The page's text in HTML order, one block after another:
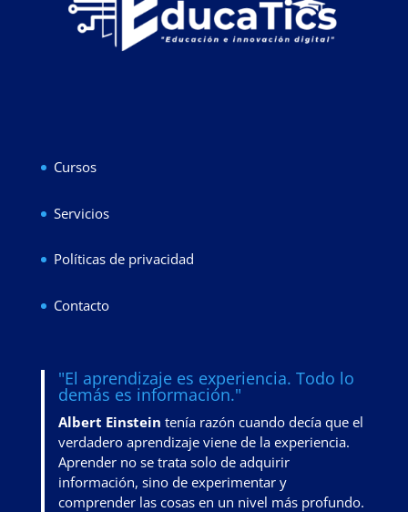
Cursos
Servicios
Políticas de privacidad
Contacto
"El aprendizaje es experiencia. Todo lo
demás es información."
Albert Einstein tenía razón cuando decía que el
verdadero aprendizaje viene de la experiencia.
Aprender no se trata solo de adquirir
información, sino de experimentar y
comprender las cosas en un nivel más profundo.